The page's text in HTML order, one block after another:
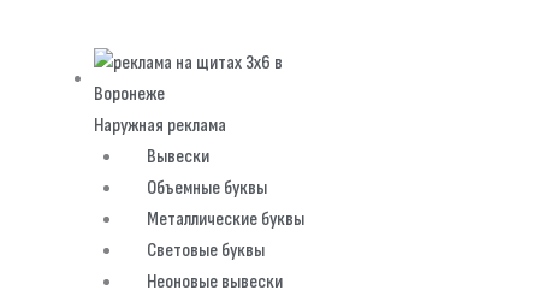
Наружная реклама
Вывески
Объемные буквы
Металлические буквы
Световые буквы
Неоновые вывески